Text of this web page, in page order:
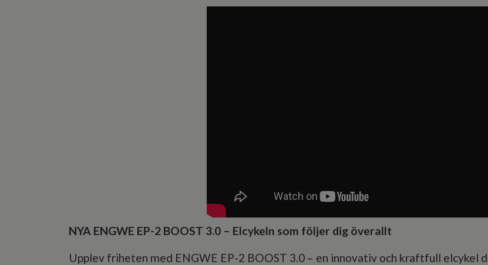
NYA ENGWE EP-2 BOOST 3.0 – Elcykeln som följer dig överallt
Upplev friheten med ENGWE EP-2 BOOST 3.0 – en innovativ och kraftfull elcykel